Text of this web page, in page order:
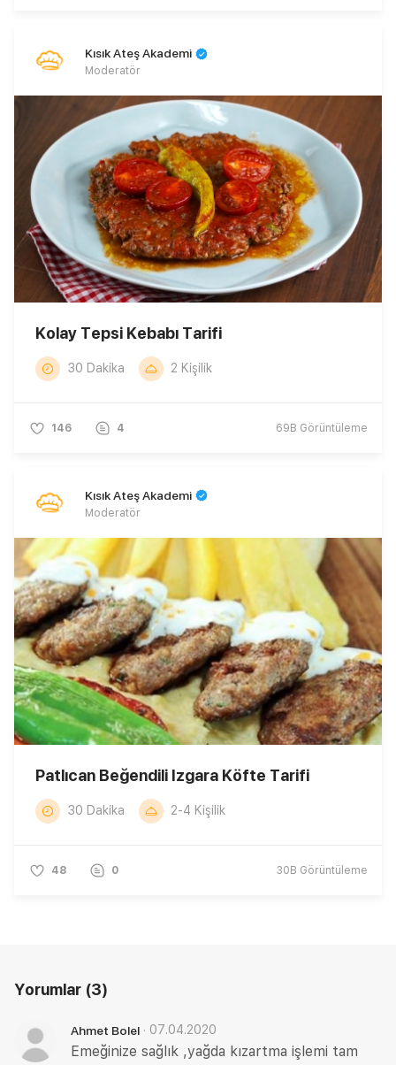
Kısık Ateş Akademi
Moderatör
Kolay Tepsi Kebabı Tarifi
30 Dakika 2 Kişilik
146 4 69B Görüntüleme
Kısık Ateş Akademi
Moderatör
Patlıcan Beğendili Izgara Köfte Tarifi
30 Dakika 2-4 Kişilik
48 0 30B Görüntüleme
Yorumlar (3)
Ahmet Bolel · 07.04.2020
Emeğinize sağlık ,yağda kızartma işlemi tam